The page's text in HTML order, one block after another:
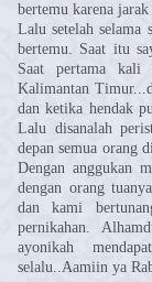
bertemu karena
Lalu setelah selama
bertemu. Saat itu
Saat pertama kali
Kalimantan
dan ketika hendak
Lalu disanalah
depan semua orang
Dengan anggukan
dengan orang
dan kami
pernikahan.
ayonikah
selalu..Aamiin ya